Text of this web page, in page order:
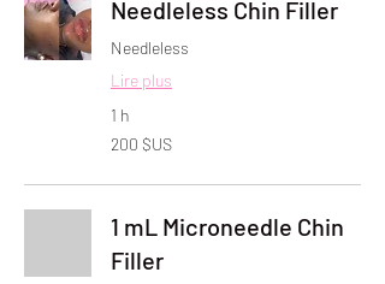
Needleless Chin Filler
Needleless
Lire plus
1 h
200
dollars
200 $US
1 mL Microneedle Chin
Filler